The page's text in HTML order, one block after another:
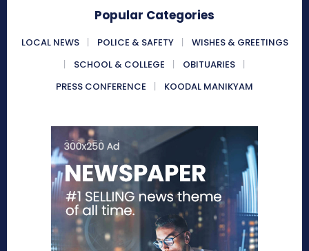
Popular Categories
LOCAL NEWS POLICE & SAFETY
WISHES & GREETINGS
SCHOOL & COLLEGE
OBITUARIES
PRESS CONFERENCE
KOODAL MANIKYAM